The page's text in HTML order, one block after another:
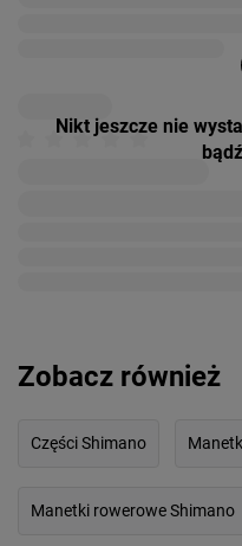
Nikt jeszcze nie
Zobacz również
Części Shimano
Manetki rowerowe Shimano